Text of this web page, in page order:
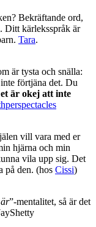
Bekräftande ord,
Ditt kärleksspråk är
Tara.
är tysta och snälla:
förtjäna det. Du
är okej att inte
vill vara med er
hjärna och min
vila upp sig. Det
på den. (hos Cissi)
”-mentalitet, så är det